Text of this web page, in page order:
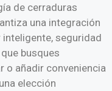
de cerraduras
una integración
seguridad
busques
o añadir conveniencia
elección